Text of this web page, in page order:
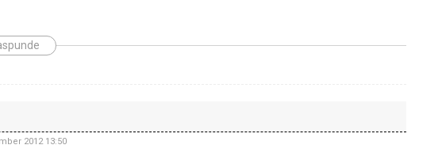
2012 13:50